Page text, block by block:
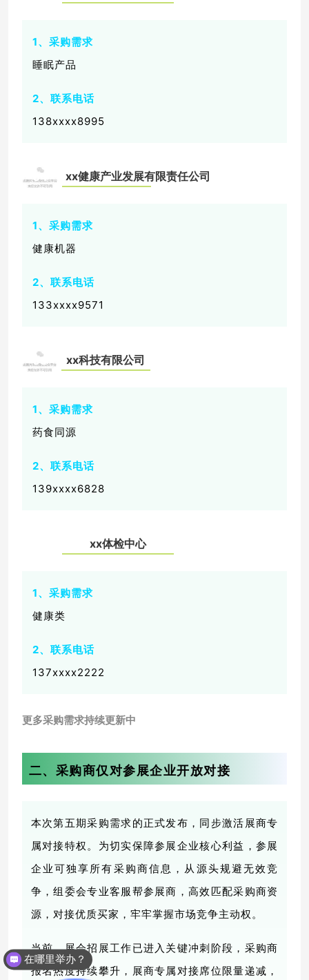
1、采购需求
睡眠产品
2、联系电话
138xxxx8995
04 xx健康产业发展有限责任公司
1、采购需求
健康机器
2、联系电话
133xxxx9571
05 xx科技有限公司
1、采购需求
药食同源
2、联系电话
139xxxx6828
xx体检中心
1、采购需求
健康类
2、联系电话
137xxxx2222
更多采购需求持续更新中
二、采购商仅对参展企业开放对接
本次第五期采购需求的正式发布，同步激活展商专
属对接特权。为切实保障参展企业核心利益，参展
企业可独享所有采购商信息，从源头规避无效竞
争，组委会专业客服帮参展商，高效匹配采购商资
源，对接优质买家，牢牢掌握市场竞争主动权。
当前，展会招展工作已进入关键冲刺阶段，采购商
报名热度持续攀升，展商专属对接席位限量递减，
在哪里举办？